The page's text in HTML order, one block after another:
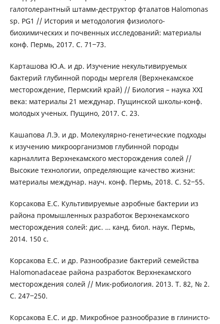
галотолерантный штамм-деструктор фталатов Halomonas
sp. PG1 // История и методология физиолого-
биохимических и почвенных исследований: материалы
конф. Пермь, 2017. С. 71‒73.
Карташова Ю.А. и др. Изучение некультивируемых
бактерий глубинной породы мергеля (Верхнекамское
месторождение, Пермский край) // Биология – наука XXI
века: материалы 21 междунар. Пущинской школы-конф.
молодых ученых. Пущино, 2017. С. 23.
Кашапова Л.Э. и др. Молекулярно-генетические подходы
к изучению микроорганизмов глубинной породы
карналлита Верхнекамского месторождения солей //
Высокие технологии, определяющие качество жизни:
материалы междунар. науч. конф. Пермь, 2018. С. 52‒55.
Корсакова Е.С. Культивируемые аэробные бактерии из
района промышленных разработок Верхнекамского
месторождения солей: дис. … канд. биол. наук. Пермь,
2014. 150 с.
Корсакова Е.С. и др. Разнообразие бактерий семейства
Halomonadaceae района разработок Верхнекамского
месторождения солей // Мик-робиология. 2013. Т. 82, № 2.
С. 247‒250.
Корсакова Е.С. и др. Микробное разнообразие в глинисто-